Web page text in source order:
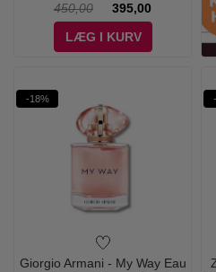
450,00
395,00
LÆG I KURV
-18%
Giorgio Armani - My Way Eau